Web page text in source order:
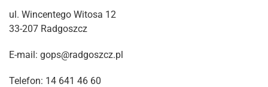
ul. Wincentego Witosa 12
33-207 Radgoszcz
E-mail: gops@radgoszcz.pl
Telefon: 14 641 46 60